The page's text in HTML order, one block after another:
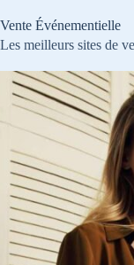
au
contenu
Vente Événementielle
Les meilleurs sites de